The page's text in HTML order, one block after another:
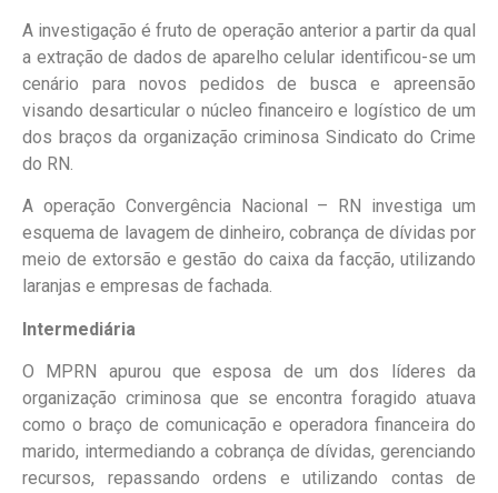
A investigação é fruto de operação anterior a partir da qual
a extração de dados de aparelho celular identificou-se um
cenário para novos pedidos de busca e apreensão
visando desarticular o núcleo financeiro e logístico de um
dos braços da organização criminosa Sindicato do Crime
do RN.
A operação Convergência Nacional – RN investiga um
esquema de lavagem de dinheiro, cobrança de dívidas por
meio de extorsão e gestão do caixa da facção, utilizando
laranjas e empresas de fachada.
Intermediária
O MPRN apurou que esposa de um dos líderes da
organização criminosa que se encontra foragido atuava
como o braço de comunicação e operadora financeira do
marido, intermediando a cobrança de dívidas, gerenciando
recursos, repassando ordens e utilizando contas de